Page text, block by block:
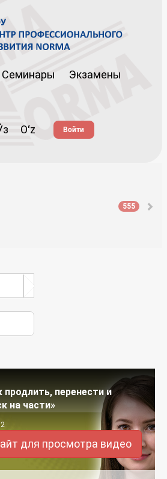
Семинары
Экзамены
Oʻz Войти
555
перенести и
на части»
для просмотра видео